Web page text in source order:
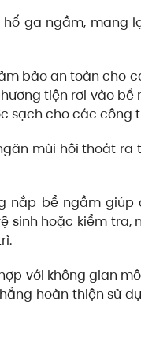
ga ngầm, mang
bảo an toàn cho
tiện rơi vào
sạch cho các công
ăn mùi hôi thoát ra
nắp bể ngầm
sinh hoặc kiểm
với không gian
hoàn thiện sử